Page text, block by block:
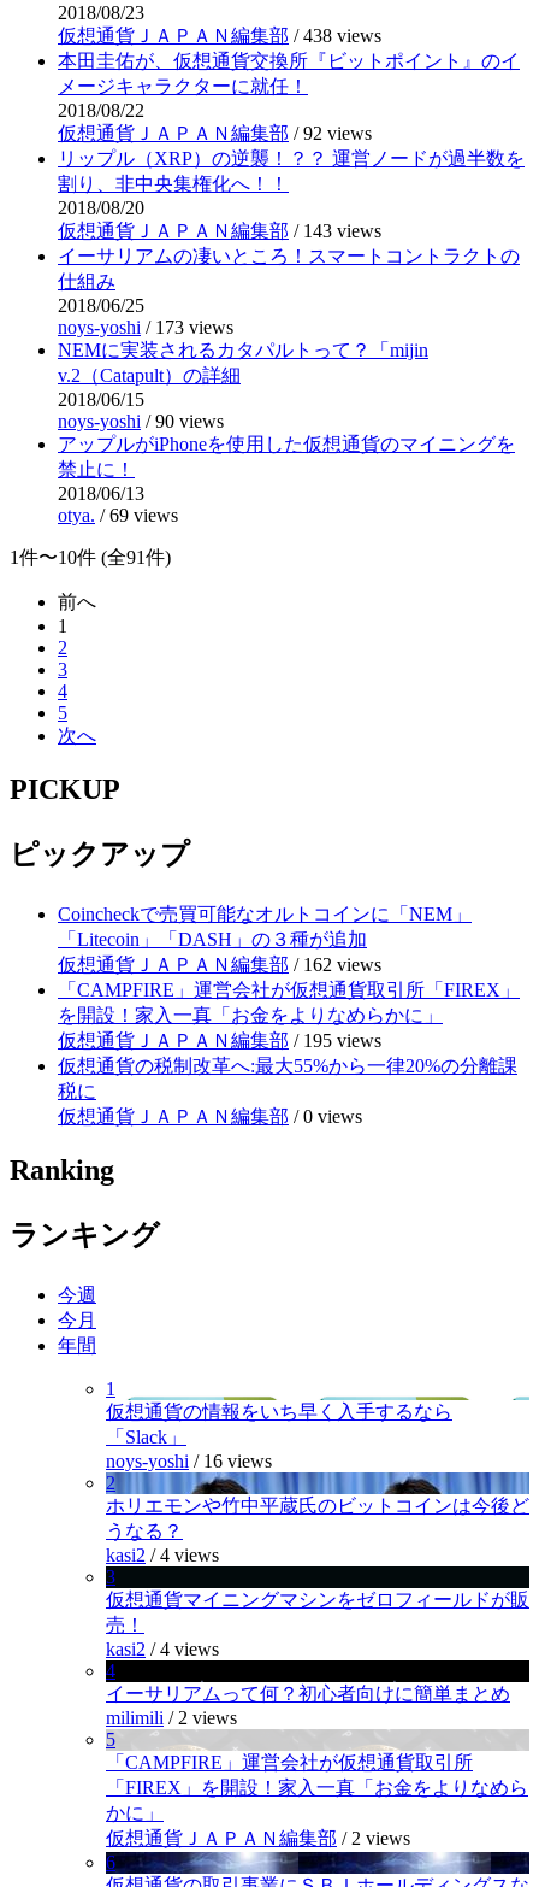
2018/08/23
仮想通貨ＪＡＰＡＮ編集部 /438 views
本田圭佑が、仮想通貨交換所『ビットポイント』のイ
メージキャラクターに就任！
2018/08/22
仮想通貨ＪＡＰＡＮ編集部 /92 views
リップル（XRP）の逆襲！？？ 運営ノードが過半数を
割り、非中央集権化へ！！
2018/08/20
仮想通貨ＪＡＰＡＮ編集部 / 143 views
イーサリアムの凄いところ！スマートコントラクトの
仕組み
2018/06/25
noys-yoshi / 173 views
NEMに実装されるカタパルトって？「mijin
v.2（Catapult）の詳細
2018/06/15
noys-yoshi /90 views
アップルがiPhoneを使用した仮想通貨のマイニングを
禁止に！
2018/06/13
otya. /69 views
1件〜10件 (全91件)
前へ
1
2
3
4
5
次へ
PICKUP
ピックアップ
Coincheckで売買可能なオルトコインに「NEM」
「Litecoin」「DASH」の３種が追加
仮想通貨ＪＡＰＡＮ編集部 / 162 views
「CAMPFIRE」運営会社が仮想通貨取引所「FIREX」
を開設！家入一真「お金をよりなめらかに」
仮想通貨ＪＡＰＡＮ編集部 / 195 views
仮想通貨の税制改革へ:最大55%から一律20%の分離課
税に
仮想通貨ＪＡＰＡＮ編集部 /0 views
Ranking
ランキング
今週
今月
年間
1
仮想通貨の情報をいち早く入手するなら
「Slack」
noys-yoshi / 16 views
2
ホリエモンや竹中平蔵氏のビットコインは今後ど
うなる？
kasi2 /4 views
3
仮想通貨マイニングマシンをゼロフィールドが販
売！
kasi2 /4 views
4
イーサリアムって何？初心者向けに簡単まとめ
milimili / 2 views
5
「CAMPFIRE」運営会社が仮想通貨取引所
「FIREX」を開設！家入一真「お金をよりなめら
かに」
仮想通貨ＪＡＰＡＮ編集部 / 2 views
6